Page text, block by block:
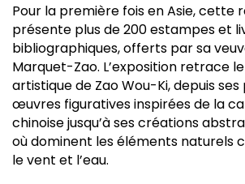
Pour la première fois en Asie, cette
présente plus de 200 estampes et
bibliographiques, offerts par sa
Marquet-Zao. L’exposition retrace
artistique de Zao Wou-Ki, depuis
œuvres figuratives inspirées de la
chinoise jusqu’à ses créations
où dominent les éléments naturels
le vent et l’eau.